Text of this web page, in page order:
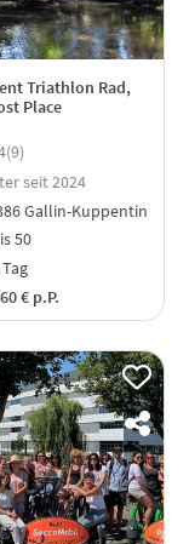
Triathlon Rad,
Place
9)
seit 2024
Gallin-Kuppentin
50
€ p.P.